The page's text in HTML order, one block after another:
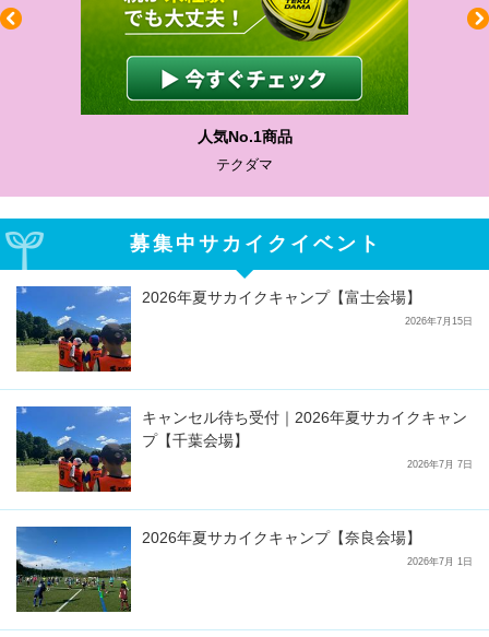
人気No.1商品
テクダマ
募集中サカイクイベント
2026年夏サカイクキャンプ【富士会場】
2026年7月15日
キャンセル待ち受付｜2026年夏サカイクキャン
プ【千葉会場】
2026年7月 7日
2026年夏サカイクキャンプ【奈良会場】
2026年7月 1日